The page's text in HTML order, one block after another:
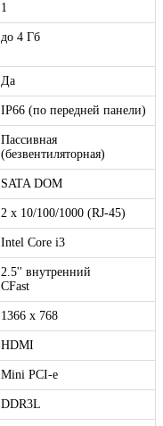
1
до 4 Гб
Да
IP66 (по передней панели)
Пассивная
(безвентиляторная)
SATA DOM
2 х 10/100/1000 (RJ-45)
Intel Core i3
2.5'' внутренний
CFast
1366 x 768
HDMI
Mini PCI-e
DDR3L